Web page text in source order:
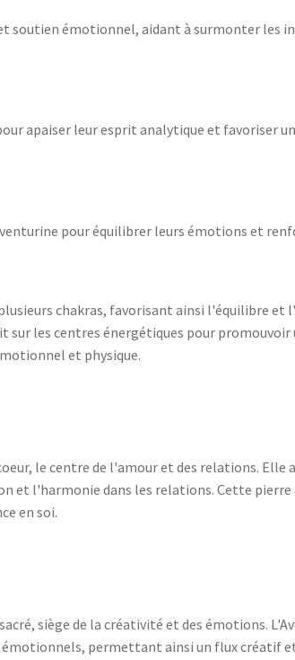
soutien émotionnel, aidant à surmonter les
apaiser leur esprit analytique et favoriser
pour équilibrer leurs émotions et
chakras, favorisant ainsi l'équilibre et
sur les centres énergétiques pour
et physique.
le centre de l'amour et des relations. Elle
et l'harmonie dans les relations. Cette pierre
en soi.
siège de la créativité et des émotions.
émotionnels, permettant ainsi un flux créatif